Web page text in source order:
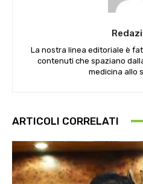
La nostra linea editoriale è
contenuti che spaziano
medicina allo
ARTICOLI CORRELATI